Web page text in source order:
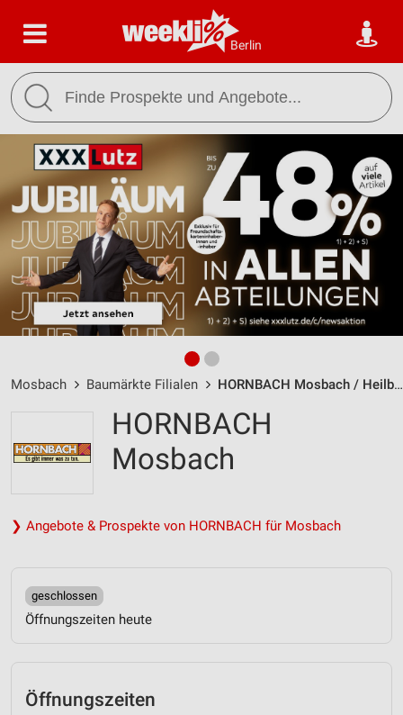
Berlin
Mosbach Baumärkte Filialen HORNBACH Mosbach / Heilbronner Straße 26 - Öffnungszeiten & Adresse
HORNBACH
Mosbach
❯ Angebote & Prospekte von HORNBACH für Mosbach
geschlossen
Öffnungszeiten heute
Öffnungszeiten